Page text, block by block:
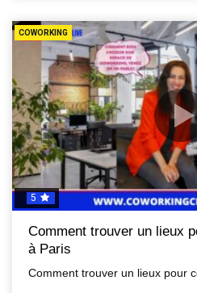
COWORKING
5
Comment trouver un lieux
à Paris
Comment trouver un lieux pour